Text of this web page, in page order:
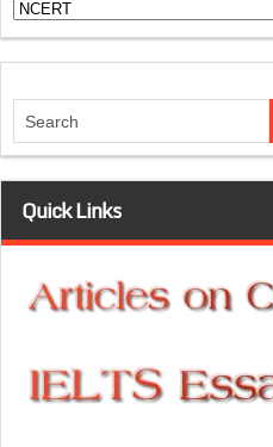
Categories
Quick Links